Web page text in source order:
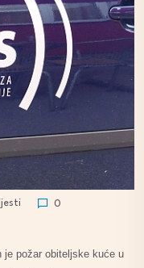
0
je požar obiteljske kuće u